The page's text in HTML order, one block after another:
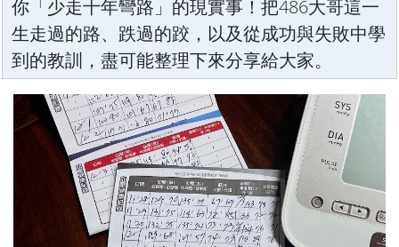
你「少走十年彎路」的現實事！把486大哥這一
生走過的路、跌過的跤，以及從成功與失敗中學
到的教訓，盡可能整理下來分享給大家。